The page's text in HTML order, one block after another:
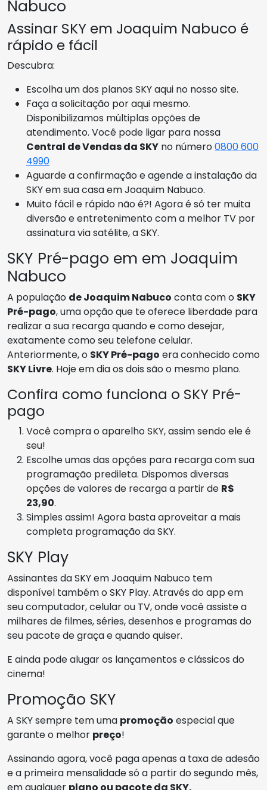
Nabuco
Assinar SKY em Joaquim Nabuco é
rápido e fácil
Descubra:
Escolha um dos planos SKY aqui no nosso site.
Faça a solicitação por aqui mesmo.
Disponibilizamos múltiplas opções de
atendimento. Você pode ligar para nossa
Central de Vendas da SKY no número0800 600
4990
Aguarde a confirmação e agende a instalação da
SKY em sua casa em Joaquim Nabuco.
Muito fácil e rápido não é?! Agora é só ter muita
diversão e entretenimento com a melhor TV por
assinatura via satélite, a SKY.
SKY Pré-pago em em Joaquim
Nabuco
A população de Joaquim Nabuco conta com o SKY
Pré-pago, uma opção que te oferece liberdade para
realizar a sua recarga quando e como desejar,
exatamente como seu telefone celular.
Anteriormente, o SKY Pré-pago era conhecido como
SKY Livre. Hoje em dia os dois são o mesmo plano.
Confira como funciona o SKY Pré-
pago
Você compra o aparelho SKY, assim sendo ele é
seu!
Escolhe umas das opções para recarga com sua
programação predileta. Dispomos diversas
opções de valores de recarga a partir de R$
23,90.
Simples assim! Agora basta aproveitar a mais
completa programação da SKY.
SKY Play
Assinantes da SKY em Joaquim Nabuco tem
disponível também o SKY Play. Através do app em
seu computador, celular ou TV, onde você assiste a
milhares de filmes, séries, desenhos e programas do
seu pacote de graça e quando quiser.
E ainda pode alugar os lançamentos e clássicos do
cinema!
Promoção SKY
A SKY sempre tem uma promoção especial que
garante o melhor preço!
Assinando agora, você paga apenas a taxa de adesão
e a primeira mensalidade só a partir do segundo mês,